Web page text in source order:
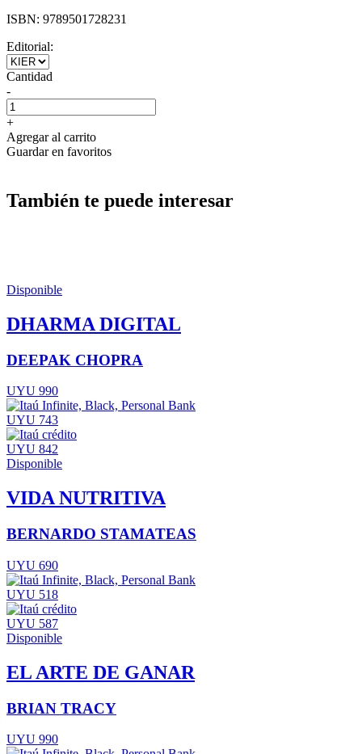
ISBN: 9789501728231
Editorial:
Cantidad
-
+
Agregar al carrito
Guardar en favoritos
También te puede interesar
Disponible
DHARMA DIGITAL
DEEPAK CHOPRA
UYU 990
UYU 743
UYU 842
Disponible
VIDA NUTRITIVA
BERNARDO STAMATEAS
UYU 690
UYU 518
UYU 587
Disponible
EL ARTE DE GANAR
BRIAN TRACY
UYU 990